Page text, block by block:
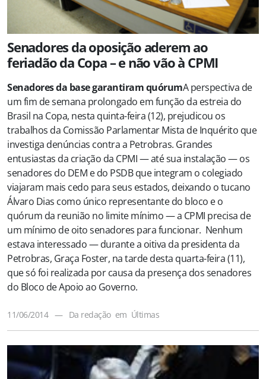
Senadores da oposição aderem ao
feriadão da Copa – e não vão à CPMI
Senadores da base garantiram quórumA perspectiva de
um fim de semana prolongado em função da estreia do
Brasil na Copa, nesta quinta-feira (12), prejudicou os
trabalhos da Comissão Parlamentar Mista de Inquérito que
investiga denúncias contra a Petrobras. Grandes
entusiastas da criação da CPMI — até sua instalação — os
senadores do DEM e do PSDB que integram o colegiado
viajaram mais cedo para seus estados, deixando o tucano
Álvaro Dias como único representante do bloco e o
quórum da reunião no limite mínimo — a CPMI precisa de
um mínimo de oito senadores para funcionar. Nenhum
estava interessado — durante a oitiva da presidenta da
Petrobras, Graça Foster, na tarde desta quarta-feira (11),
que só foi realizada por causa da presença dos senadores
do Bloco de Apoio ao Governo.
11/06/2014 — Da redação em Últimas